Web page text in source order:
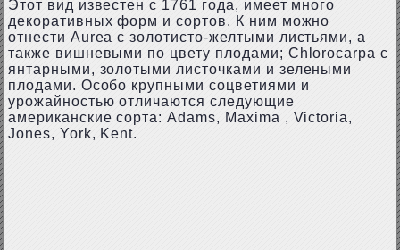
Этот вид известен с 1761 года, имеет много
декоративных форм и сортов. К ним можно
отнести Aurea с золотисто-желтыми листьями, а
также вишневыми по цвету плодами; Chlorocarpa с
янтарными, золотыми листочками и зелеными
плодами. Особо крупными соцветиями и
урожайностью отличаются следующие
американские сорта: Adams, Maxima , Victoria,
Jones, York, Kent.